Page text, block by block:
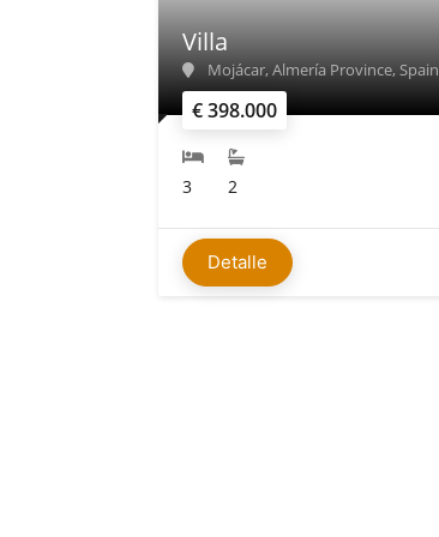
€ 398.000
Villa
Mojácar, Almería Province, Spain
3 2
Detalle